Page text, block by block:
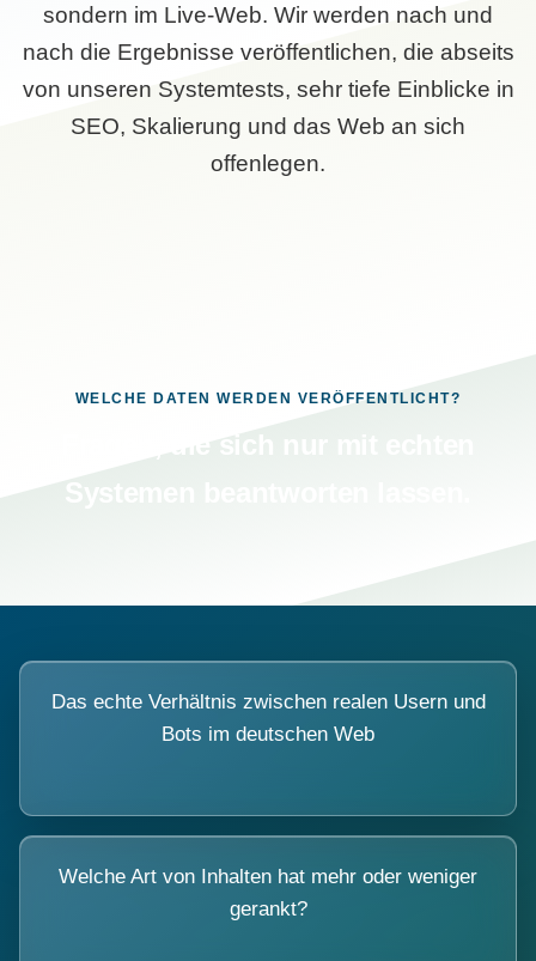
sondern im Live-Web. Wir werden nach und
nach die Ergebnisse veröffentlichen, die abseits
von unseren Systemtests, sehr tiefe Einblicke in
SEO, Skalierung und das Web an sich
offenlegen.
WELCHE DATEN WERDEN VERÖFFENTLICHT?
Das echte Verhältnis zwischen realen Usern und
Bots im deutschen Web
Welche Art von Inhalten hat mehr oder weniger
gerankt?